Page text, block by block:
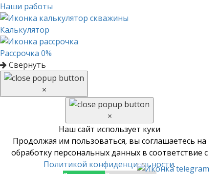
Наши работы
Калькулятор
Рассрочка 0%
Свернуть
×
×
Наш сайт использует куки
Продолжая им пользоваться, вы соглашаетесь на
обработку персональных данных в соответствие с
Политикой конфиденциальности.